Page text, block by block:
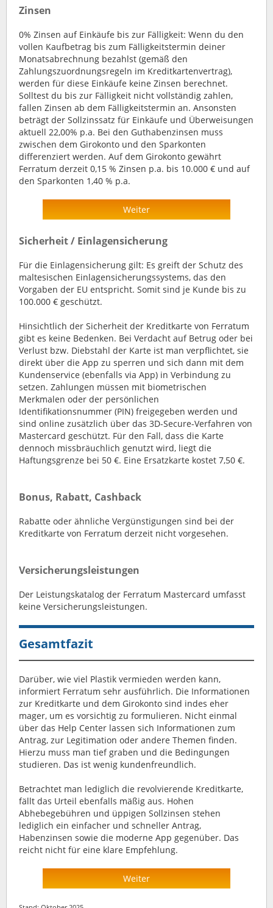
Zinsen
0% Zinsen auf Einkäufe bis zur Fälligkeit: Wenn du den
vollen Kaufbetrag bis zum Fälligkeitstermin deiner
Monatsabrechnung bezahlst (gemäß den
Zahlungszuordnungsregeln im Kreditkartenvertrag),
werden für diese Einkäufe keine Zinsen berechnet.
Solltest du bis zur Fälligkeit nicht vollständig zahlen,
fallen Zinsen ab dem Fälligkeitstermin an. Ansonsten
beträgt der Sollzinssatz für Einkäufe und Überweisungen
aktuell 22,00% p.a. Bei den Guthabenzinsen muss
zwischen dem Girokonto und den Sparkonten
differenziert werden. Auf dem Girokonto gewährt
Ferratum derzeit 0,15 % Zinsen p.a. bis 10.000 € und auf
den Sparkonten 1,40 % p.a.
Weiter
Sicherheit / Einlagensicherung
Für die Einlagensicherung gilt: Es greift der Schutz des
maltesischen Einlagensicherungssystems, das den
Vorgaben der EU entspricht. Somit sind je Kunde bis zu
100.000 € geschützt.
Hinsichtlich der Sicherheit der Kreditkarte von Ferratum
gibt es keine Bedenken. Bei Verdacht auf Betrug oder bei
Verlust bzw. Diebstahl der Karte ist man verpflichtet, sie
direkt über die App zu sperren und sich dann mit dem
Kundenservice (ebenfalls via App) in Verbindung zu
setzen. Zahlungen müssen mit biometrischen
Merkmalen oder der persönlichen
Identifikationsnummer (PIN) freigegeben werden und
sind online zusätzlich über das 3D-Secure-Verfahren von
Mastercard geschützt. Für den Fall, dass die Karte
dennoch missbräuchlich genutzt wird, liegt die
Haftungsgrenze bei 50 €. Eine Ersatzkarte kostet 7,50 €.
Bonus, Rabatt, Cashback
Rabatte oder ähnliche Vergünstigungen sind bei der
Kreditkarte von Ferratum derzeit nicht vorgesehen.
Versicherungsleistungen
Der Leistungskatalog der Ferratum Mastercard umfasst
keine Versicherungsleistungen.
Gesamtfazit
Darüber, wie viel Plastik vermieden werden kann,
informiert Ferratum sehr ausführlich. Die Informationen
zur Kreditkarte und dem Girokonto sind indes eher
mager, um es vorsichtig zu formulieren. Nicht einmal
über das Help Center lassen sich Informationen zum
Antrag, zur Legitimation oder andere Themen finden.
Hierzu muss man tief graben und die Bedingungen
studieren. Das ist wenig kundenfreundlich.
Betrachtet man lediglich die revolvierende Kreditkarte,
fällt das Urteil ebenfalls mäßig aus. Hohen
Abhebegebühren und üppigen Sollzinsen stehen
lediglich ein einfacher und schneller Antrag,
Habenzinsen sowie die moderne App gegenüber. Das
reicht nicht für eine klare Empfehlung.
Weiter